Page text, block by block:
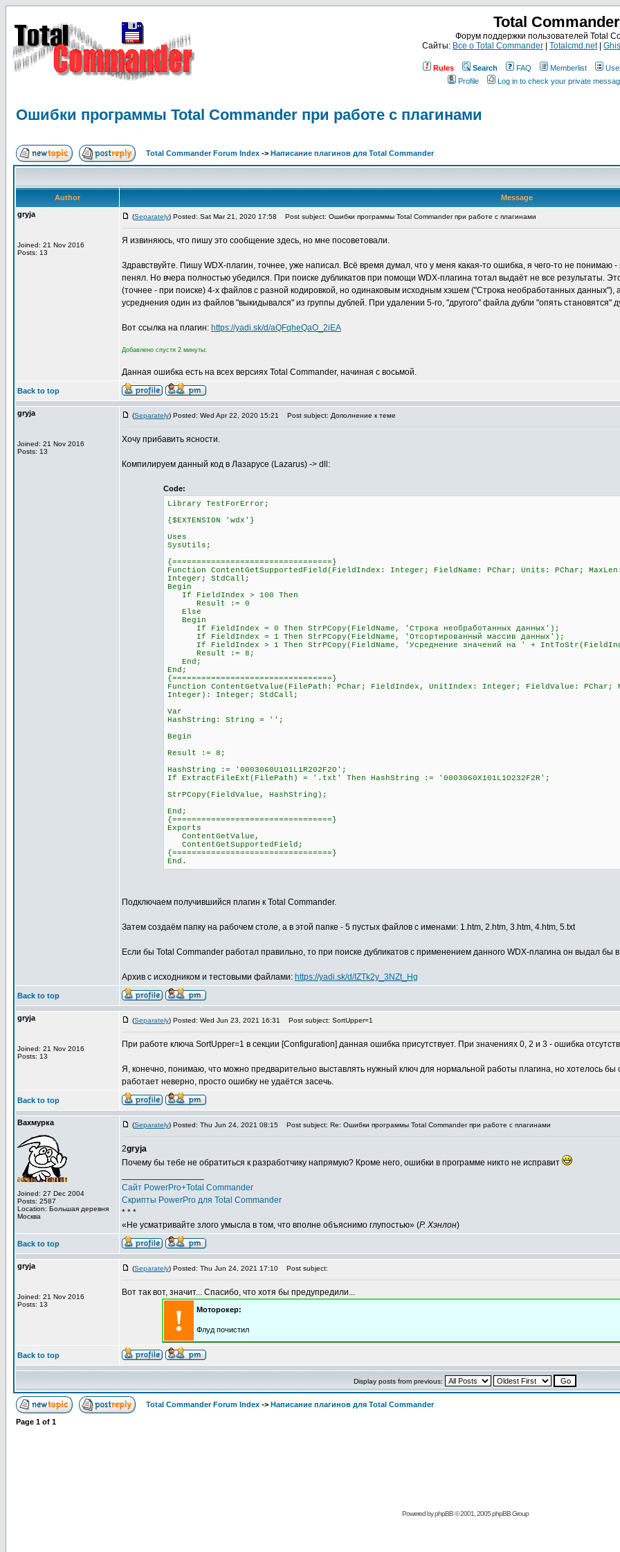
Total Commander
Форум поддержки пользователей Total
Сайты: Все о Total Commander Totalcmd.net|
Rules Search FAQ Memberlist
Profile
Log in to check your private
Ошибки программы Total Commander при работе с плагинами
Total Commander Forum Index -> Написание плагинов для Total Commander
Author
Message
gryja
Joined: 21 Nov 2016
Posts: 13
(Separately) Posted: Sat Mar 21, 2020 17:58 Post subject: Ошибки программы Total Commander при работе с плагинами
Я извиняюсь, что пишу это сообщение здесь, но мне посоветовали.
Здравствуйте. Пишу WDX-плагин, точнее, уже написал. Всё время думал, что у меня какая-то ошибка, я чего-то не понимаю
пенял. Но вчера полностью убедился. При поиске дубликатов при помощи WDX-плагина тотал выдаёт не все результаты.
(точнее - при поиске) 4-х файлов с разной кодировкой, но одинаковым исходным хэшем ("Строка необработанных данных"),
усреднения один из файлов "выкидывался" из группы дублей. При удалении 5-го, "другого" файла дубли "опять становятся"
Вот ссылка на плагин: https://yadi.sk/d/aQFqheQaO_2iEA
Добавлено спустя 2 минуты:
Данная ошибка есть на всех версиях Total Commander, начиная с восьмой.
Back to top
gryja
Joined: 21 Nov 2016
Posts: 13
(Separately) Posted: Wed Apr 22, 2020 15:21 Post subject: Дополнение к теме
Хочу прибавить ясности.
Компилируем данный код в Лазарусе (Lazarus) -> dll:
Code:
Library TestForError;
{$EXTENSION 'wdx'}
Uses
SysUtils;
{=================================}
Function ContentGetSupportedField(FieldIndex: Integer; FieldName: PChar; Units: PChar;
Integer; StdCall;
Begin
If FieldIndex > 100 Then
Result := 0
Else
Begin
If FieldIndex = 0 Then StrPCopy(FieldName, 'Строка необработанных данных');
If FieldIndex = 1 Then StrPCopy(FieldName, 'Отсортированный массив данных');
If FieldIndex > 1 Then StrPCopy(FieldName, 'Усреднение значений на ' +
Result := 8;
End;
End;
{=================================}
Function ContentGetValue(FilePath: PChar; FieldIndex, UnitIndex: Integer; FieldValue: PChar;
Integer): Integer; StdCall;
Var
HashString: String = '';
Begin
Result := 8;
HashString := '0003060U101L1R202F2O';
If ExtractFileExt(FilePath) = '.txt' Then HashString := '0003060X101L1O232F2R';
StrPCopy(FieldValue, HashString);
End;
{=================================}
Exports
ContentGetValue,
ContentGetSupportedField;
{=================================}
End.
Подключаем получившийся плагин к Total Commander.
Затем создаём папку на рабочем столе, а в этой папке - 5 пустых файлов с именами: 1.htm, 2.htm, 3.htm, 4.htm, 5.txt
Если бы Total Commander работал правильно, то при поиске дубликатов с применением данного WDX-плагина он выдал бы
Архив с исходником и тестовыми файлами: https://yadi.sk/d/IZTk2y_3NZt_Hg
Back to top
gryja
Joined: 21 Nov 2016
Posts: 13
(Separately) Posted: Wed Jun 23, 2021 16:31 Post subject: SortUpper=1
При работе ключа SortUpper=1 в секции [Configuration] данная ошибка присутствует. При значениях 0, 2 и 3 - ошибка
Я, конечно, понимаю, что можно предварительно выставлять нужный ключ для нормальной работы плагина, но хотелось бы
работает неверно, просто ошибку не удаётся засечь.
Back to top
Вахмурка
Joined: 27 Dec 2004
Posts: 2587
Location: Большая деревня
Москва
(Separately) Posted: Thu Jun 24, 2021 08:15 Post subject: Re: Ошибки программы Total Commander при работе с плагинами
2gryja
Почему бы тебе не обратиться к разработчику напрямую? Кроме него, ошибки в программе никто не исправит
Сайт PowerPro+Total Commander
Скрипты PowerPro для Total Commander
* * *
«Не усматривайте злого умысла в том, что вполне объяснимо глупостью» (Р. Хэнлон)
Back to top
gryja
Joined: 21 Nov 2016
Posts: 13
(Separately) Posted: Thu Jun 24, 2021 17:10 Post subject:
Вот так вот, значит... Спасибо, что хотя бы предупредили...
! Моторокер:
Флуд почистил
Back to top
Display posts from previous:
Total Commander Forum Index -> Написание плагинов для Total Commander
Page 1 of 1
Powered byphpBB© 2001, 2005 phpBB Group